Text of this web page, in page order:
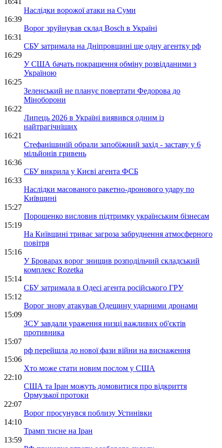
Наслідки ворожої атаки на Суми
16:39
Ворог зруйнував склад Bosch в Україні
16:31
СБУ затримала на Дніпровщині ще одну агентку рф
16:29
У США бачать покращення обміну розвідданими з
Україною
16:25
Зеленський не планує повертати Федорова до
Міноборони
16:22
Липець 2026 в Україні виявився одним із
найтрагічніших
16:21
Стефанішиній обрали запобіжний захід - заставу у 6
мільйонів гривень
16:36
СБУ викрила у Києві агента ФСБ
16:33
Наслідки масованого ракетно-дронового удару по
Київщині
15:27
Порошенко висловив підтримку українським бізнесам
15:19
На Київщині триває загроза забруднення атмосферного
повітря
15:16
У Броварах ворог знищив розподільчий складський
комплекс Rozetka
15:14
СБУ затримала в Одесі агента російського ГРУ
15:12
Ворог знову атакував Одещину ударними дронами
15:09
ЗСУ завдали ураження низці важливих об'єктів
противника
15:07
рф перейшла до нової фази війни на виснаження
15:06
Хто може стати новим послом у США
22:10
США та Іран можуть домовитися про відкриття
Ормузької протоки
22:07
Ворог просунувся поблизу Устинівки
14:10
Трамп тисне на Іран
13:59